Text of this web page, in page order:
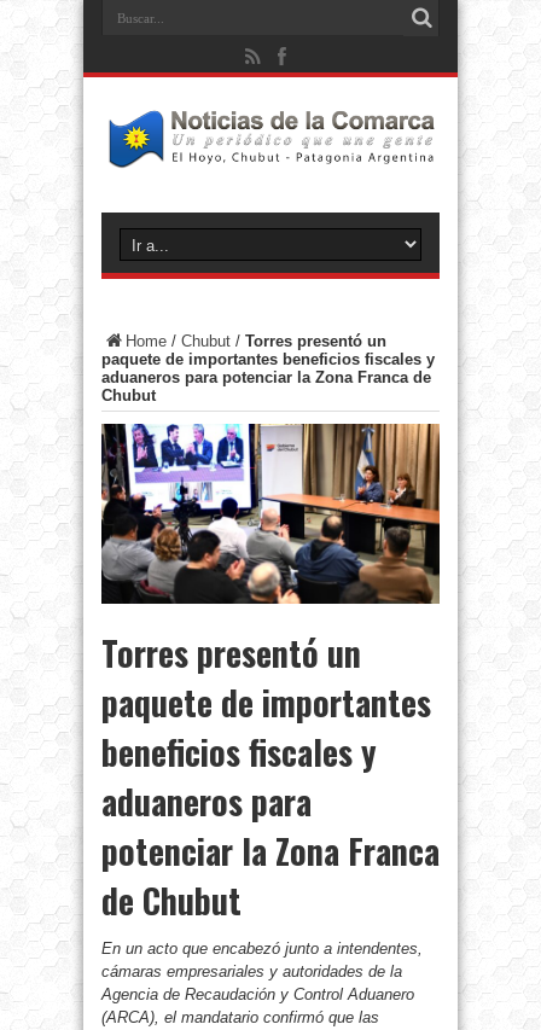
Home / Chubut / Torres presentó un
paquete de importantes beneficios fiscales y
aduaneros para potenciar la Zona Franca de
Chubut
Torres presentó un
paquete de importantes
beneficios fiscales y
aduaneros para
potenciar la Zona Franca
de Chubut
En un acto que encabezó junto a intendentes,
cámaras empresariales y autoridades de la
Agencia de Recaudación y Control Aduanero
(ARCA), el mandatario confirmó que las